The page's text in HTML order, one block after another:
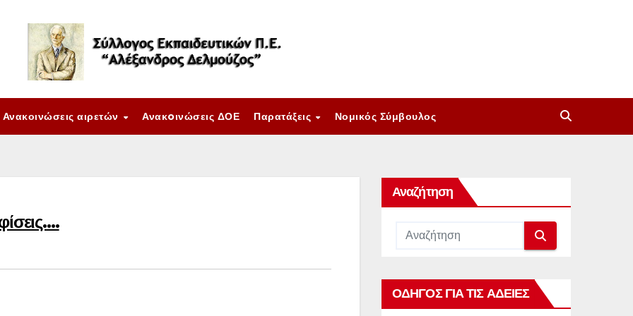
Ανακοινώσεις αιρετών Ανακoινώσεις ΔΟΕ Παρατάξεις Νομικός Σύμβουλος
Αναζήτηση
ΟΔΗΓΟΣ ΓΙΑ ΤΙΣ ΑΔΕΙΕΣ